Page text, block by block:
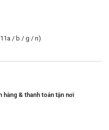
/ b / g / n)
hàng & thanh toán tận nơi